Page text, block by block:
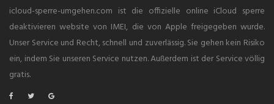
icloud-sperre-umgehen.com ist die offizielle online iCloud sperre
deaktivieren website von IMEI, die von Apple freigegeben wurde.
Unser Service und Recht, schnell und zuverlässig. Sie gehen kein Risiko
ein, indem Sie unseren Service nutzen. Außerdem ist der Service völlig
gratis.